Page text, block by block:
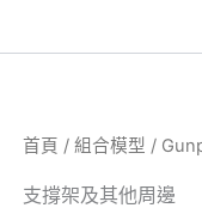
首頁 / 組合模型 /
支撐架及其他周邊